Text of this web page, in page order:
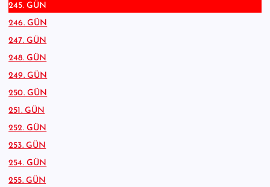
245. GÜN
246. GÜN
247. GÜN
248. GÜN
249. GÜN
250. GÜN
251. GÜN
252. GÜN
253. GÜN
254. GÜN
255. GÜN